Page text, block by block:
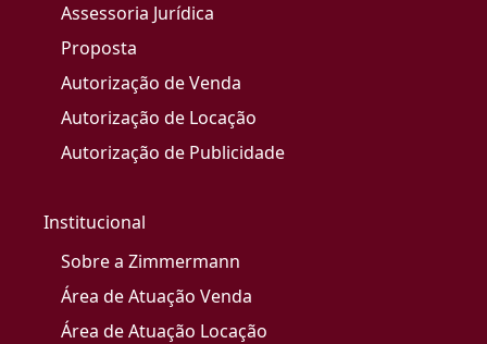
Assessoria Jurídica
Proposta
Autorização de Venda
Autorização de Locação
Autorização de Publicidade
Institucional
Sobre a Zimmermann
Área de Atuação Venda
Área de Atuação Locação